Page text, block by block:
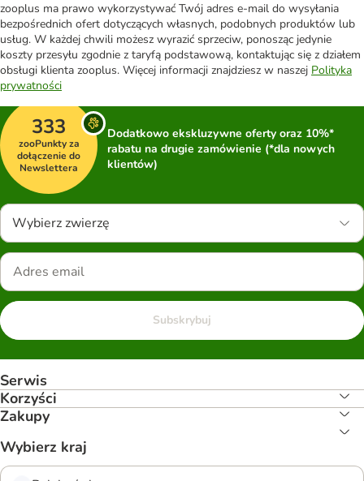
zooplus ma prawo wykorzystywać Twój adres e-mail do wysyłania
bezpośrednich ofert dotyczących własnych, podobnych produktów lub
usług. W każdej chwili możesz wyrazić sprzeciw, ponosząc jedynie
koszty przesyłu zgodnie z taryfą podstawową, kontaktując się z działem
obsługi klienta zooplus. Więcej informacji znajdziesz w naszej Polityka
prywatności
333
zooPunkty za
dołączenie do
Newslettera
Dodatkowo ekskluzywne oferty oraz 10%*
rabatu na drugie zamówienie (*dla nowych
klientów)
Wybierz zwierzę
Subskrybuj
Serwis
Korzyści
Zakupy
Wybierz kraj